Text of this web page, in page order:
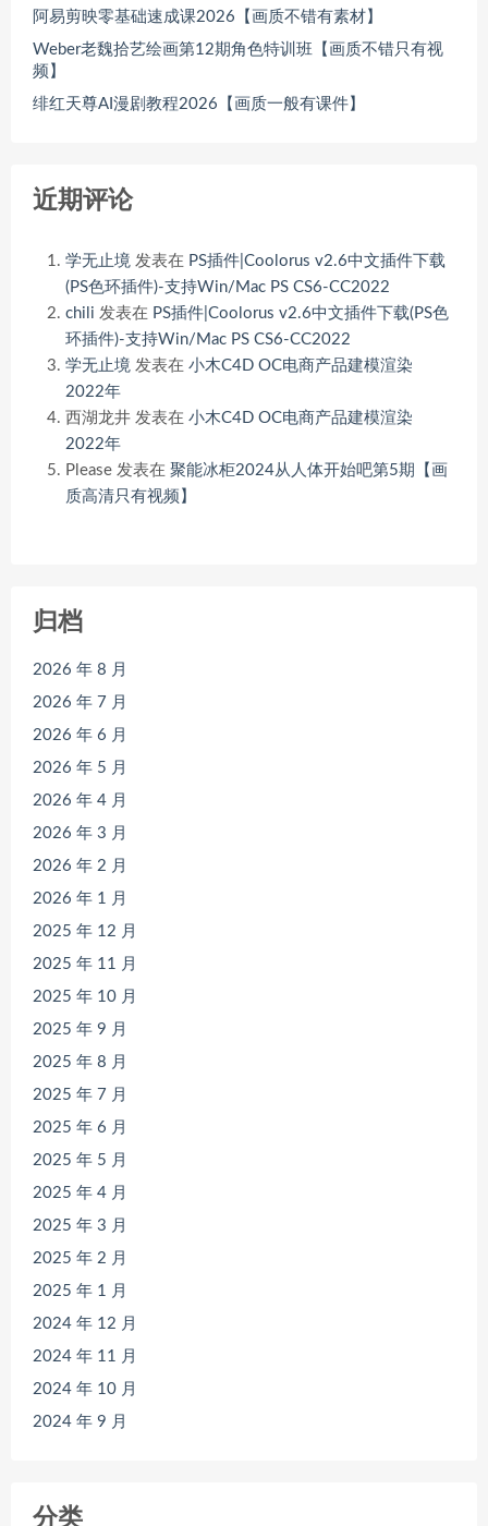
阿易剪映零基础速成课2026【画质不错有素材】
Weber老魏拾艺绘画第12期角色特训班【画质不错只有视
频】
绯红天尊AI漫剧教程2026【画质一般有课件】
近期评论
学无止境 发表在 PS插件|Coolorus v2.6中文插件下载
(PS色环插件)-支持Win/Mac PS CS6-CC2022
chili 发表在 PS插件|Coolorus v2.6中文插件下载(PS色
环插件)-支持Win/Mac PS CS6-CC2022
学无止境 发表在 小木C4D OC电商产品建模渲染
2022年
西湖龙井 发表在 小木C4D OC电商产品建模渲染
2022年
Please 发表在 聚能冰柜2024从人体开始吧第5期【画
质高清只有视频】
归档
2026 年 8 月
2026 年 7 月
2026 年 6 月
2026 年 5 月
2026 年 4 月
2026 年 3 月
2026 年 2 月
2026 年 1 月
2025 年 12 月
2025 年 11 月
2025 年 10 月
2025 年 9 月
2025 年 8 月
2025 年 7 月
2025 年 6 月
2025 年 5 月
2025 年 4 月
2025 年 3 月
2025 年 2 月
2025 年 1 月
2024 年 12 月
2024 年 11 月
2024 年 10 月
2024 年 9 月
分类